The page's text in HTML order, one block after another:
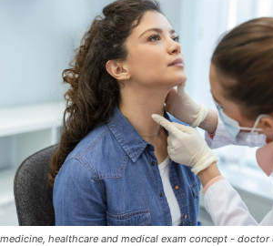
medicine, healthcare and medical exam concept - doctor